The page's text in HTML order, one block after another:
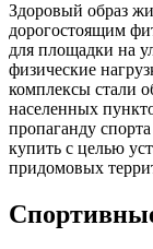
Здоровый образ
дорогостоящим
для площадки на
физические
комплексы стали
населенных
пропаганду
купить с целью
придомовых